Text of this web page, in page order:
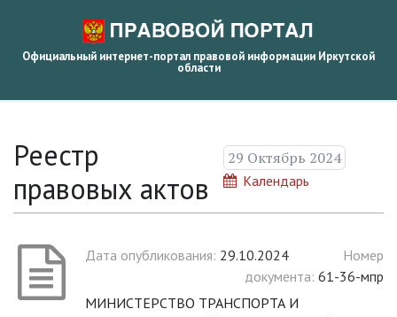
Официальный интернет-портал правовой информации Иркутской
области
Реестр
правовых актов
29 Октябрь 2024
Календарь
Дата опубликования: 29.10.2024
Номер
документа: 61-36-мпр
МИНИСТЕРСТВО ТРАНСПОРТА И